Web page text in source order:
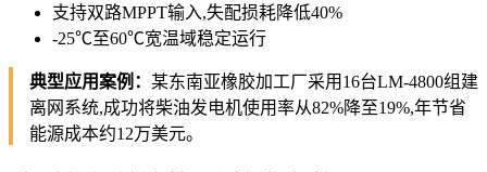
支持双路MPPT输入,失配损耗降低40%
-25℃至60℃宽温域稳定运行
典型应用案例： 某东南亚橡胶加工厂采用16台LM-4800组建
离网系统,成功将柴油发电机使用率从82%降至19%,年节省
能源成本约12万美元。